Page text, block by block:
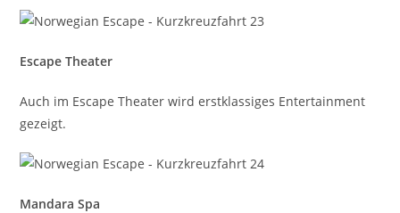
Escape Theater
Auch im Escape Theater wird erstklassiges Entertainment
gezeigt.
Mandara Spa